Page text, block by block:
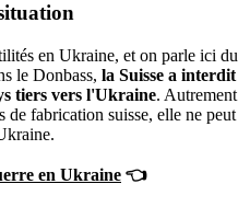
en Ukraine, et on parle ici du
le Donbass, la Suisse a interdit
tiers vers l'Ukraine. Autrement
fabrication suisse, elle ne peut
en Ukraine 👈